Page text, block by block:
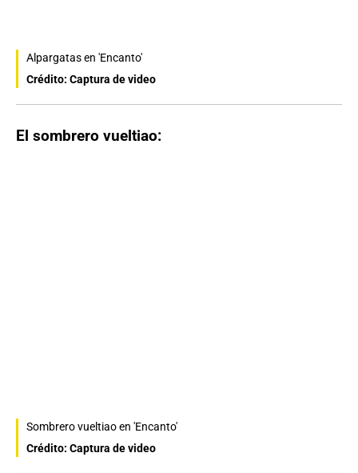
Alpargatas en 'Encanto'
Crédito: Captura de video
El sombrero vueltiao:
Sombrero vueltiao en 'Encanto'
Crédito: Captura de video